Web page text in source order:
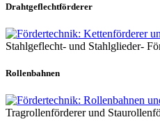
Drahtgeflechtförderer
Stahlgeflecht- und Stahlglieder-
Rollenbahnen
Tragrollenförderer und